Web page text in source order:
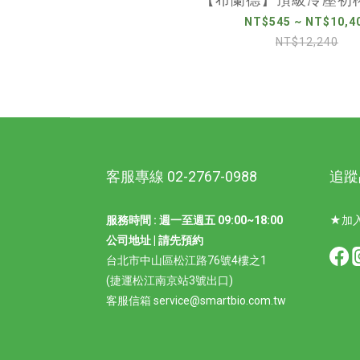
NT$545 ~
NT$12,240
客服專線 02-2767-0988
服務時間 : 週一至週五 09:00~18:00
公司地址 | 請先預約
台北市中山區松江路76號4樓之1
(捷運松江南京站3號出口)
客服信箱 service@smartbio.com.tw
追
★加